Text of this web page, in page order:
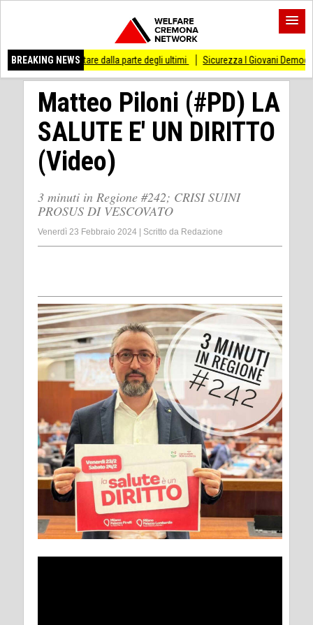
BREAKING NEWS
di stare dalla parte degli ultimi Sicurezza I Giovani Democratici ribattono
Matteo Piloni (#PD) LA
SALUTE E' UN DIRITTO
(Video)
3 minuti in Regione #242; CRISI SUINI
PROSUS DI VESCOVATO
Venerdì 23 Febbraio 2024 Scritto da Redazione